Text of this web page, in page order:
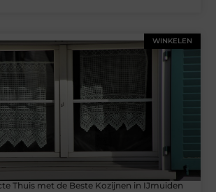
WINKELEN
Thuis met de Beste Kozijnen in IJmuiden